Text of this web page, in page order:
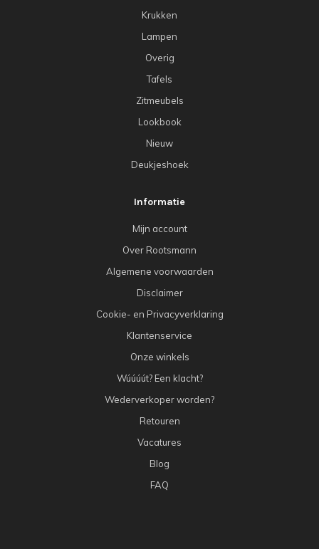
Krukken
Lampen
Overig
Tafels
Zitmeubels
Lookbook
Nieuw
Deukjeshoek
Informatie
Mijn account
Over Rootsmann
Algemene voorwaarden
Disclaimer
Cookie- en Privacyverklaring
Klantenservice
Onze winkels
Wúúúút? Een klacht?
Wederverkoper worden?
Retouren
Vacatures
Blog
FAQ